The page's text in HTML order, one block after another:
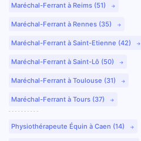
Maréchal-Ferrant à Reims (51)
Maréchal-Ferrant à Rennes (35)
Maréchal-Ferrant à Saint-Etienne (42)
Maréchal-Ferrant à Saint-Lô (50)
Maréchal-Ferrant à Toulouse (31)
Maréchal-Ferrant à Tours (37)
Physiothérapeute Équin à Caen (14)